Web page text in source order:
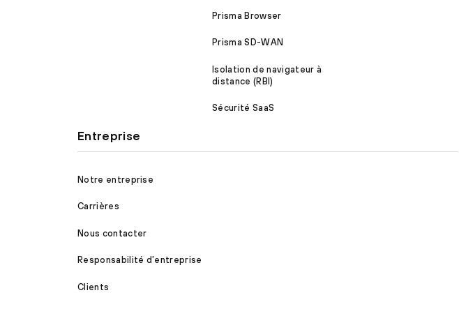
Prisma Browser
Prisma SD-WAN
Isolation de navigateur à
distance (RBI)
Sécurité SaaS
Entreprise
Notre entreprise
Carrières
Nous contacter
Responsabilité d’entreprise
Clients